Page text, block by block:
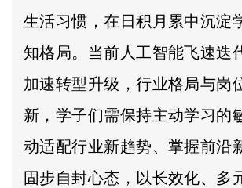
生活习惯，在日积月累中沉淀
知格局。当前人工智能飞速迭
加速转型升级，行业格局与岗
新，学子们需保持主动学习的
动适配行业新趋势、掌握前沿
固步自封心态，以长效化、多